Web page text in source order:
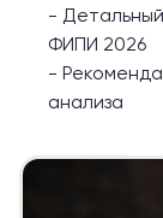
-
ФИПИ 2026
-
анализа